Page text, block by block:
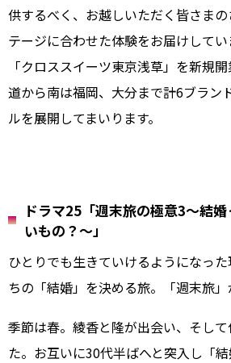
供するべく、お越しいただく皆さま
テージに合わせた体験をお届けして
「クロススイーツ東京浅草」を新規
道から南は福岡、大分まで計6ブラン
ルを展開してまいります。
ドラマ25「週末旅の極意3～結
いもの？～」
ひとりでも生きていけるようになっ
ちの「結婚」を決める旅。「週末旅
季節は春。綾香と隆が出会い、そし
た。お互いに30代半ばへと突入し「